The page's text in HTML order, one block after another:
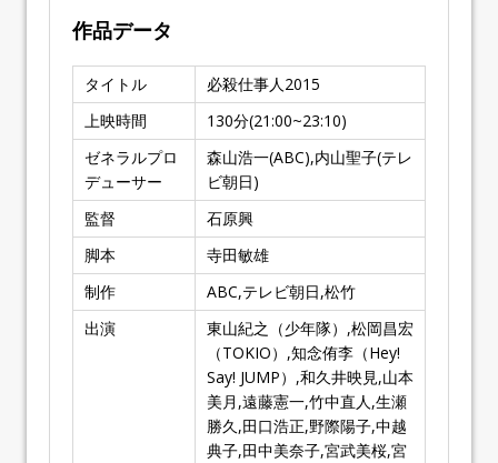
作品データ
タイトル
必殺仕事人2015
上映時間
130分(21:00~23:10)
ゼネラルプロ
デューサー
森山浩一(ABC),内山聖子(テレ
ビ朝日)
監督
石原興
脚本
寺田敏雄
制作
ABC,テレビ朝日,松竹
出演
東山紀之（少年隊）,松岡昌宏
（TOKIO）,知念侑李（Hey!
Say! JUMP）,和久井映見,山本
美月,遠藤憲一,竹中直人,生瀬
勝久,田口浩正,野際陽子,中越
典子,田中美奈子,宮武美桜,宮